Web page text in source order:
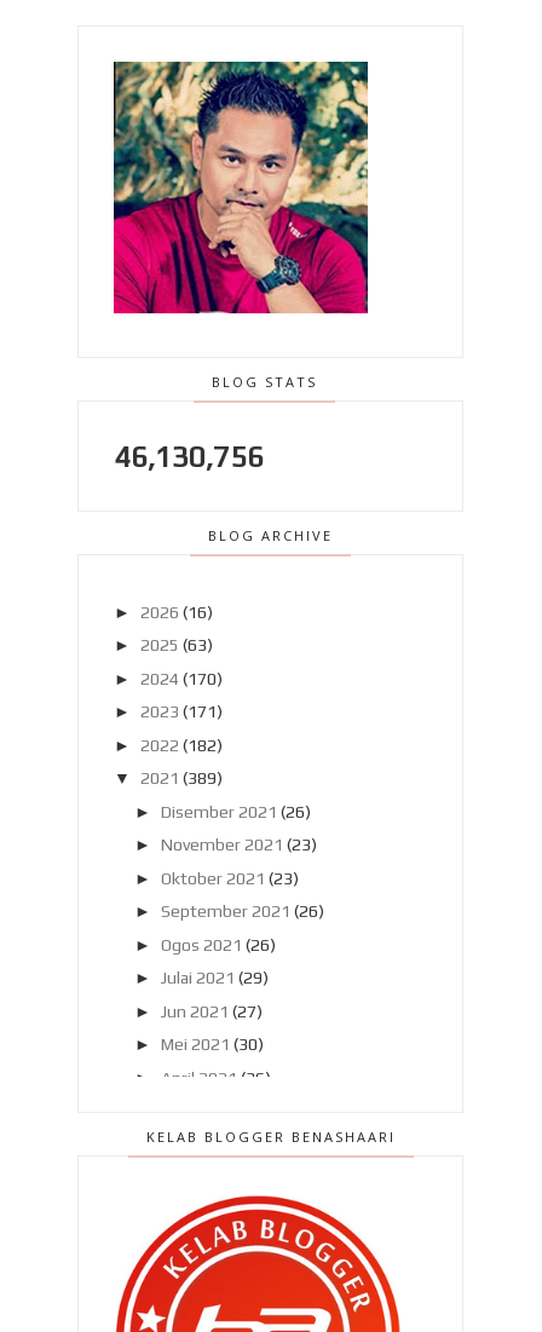
BLOG STATS
46,130,756
BLOG ARCHIVE
► 2026 (16)
► 2025 (63)
► 2024 (170)
► 2023 (171)
► 2022 (182)
▼
2021 (389)
► Disember 2021 (26)
► November 2021 (23)
► Oktober 2021 (23)
► September 2021 (26)
► Ogos 2021 (26)
►
Julai 2021 (29)
►
Jun 2021 (27)
► Mei 2021 (30)
►
April 2021 (36)
▼ Februari 2021 (42)
Seremban semakin mena...
Mati selepas makan ubat kurus ?
Kesan jika ibu mengandung tidak
mengambil asid fol...
KELAB BLOGGER BENASHAARI